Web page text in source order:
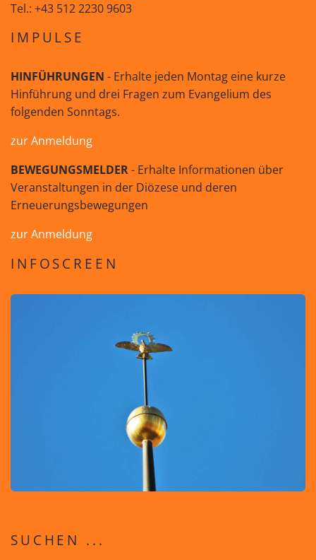
Tel.: +43 512 2230 9603
IMPULSE
HINFÜHRUNGEN - Erhalte jeden Montag eine kurze
Hinführung und drei Fragen zum Evangelium des
folgenden Sonntags.
zur Anmeldung
BEWEGUNGSMELDER- Erhalte Informationen über
Veranstaltungen in der Diözese und deren
Erneuerungsbewegungen
zur Anmeldung
INFOSCREEN
SUCHEN ...